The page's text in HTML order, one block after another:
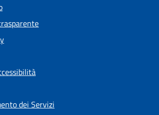
dei Servizi